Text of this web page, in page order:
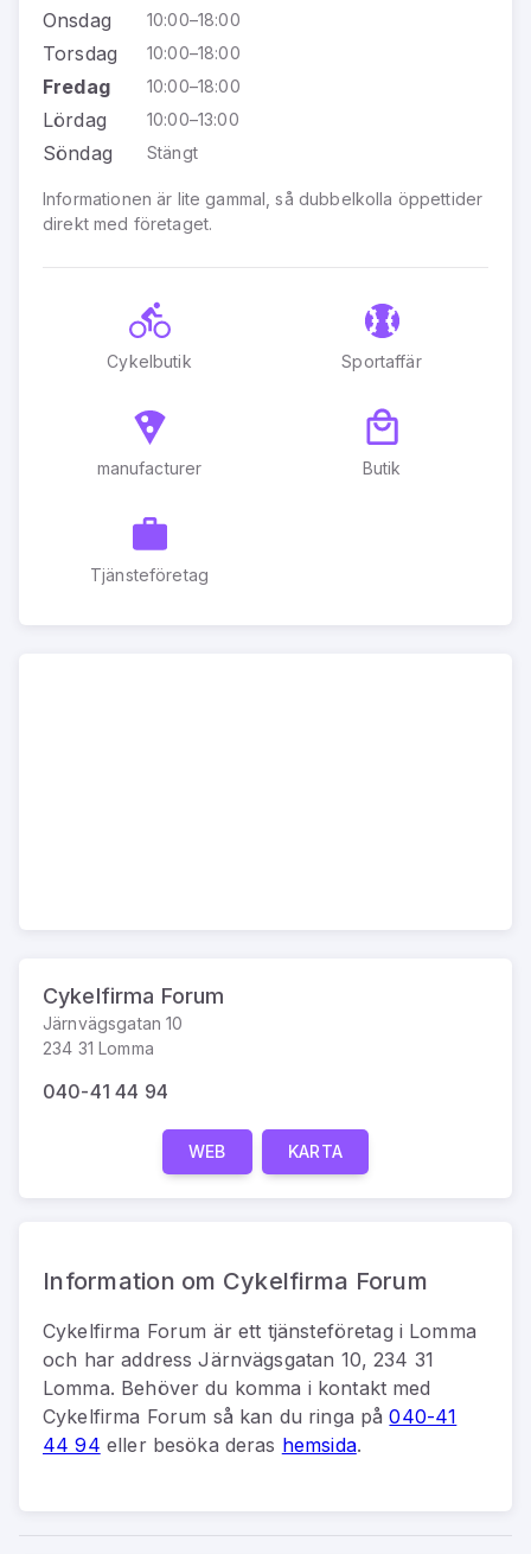
Onsdag 10:00–18:00
Torsdag 10:00–18:00
Fredag 10:00–18:00
Lördag 10:00–13:00
Söndag Stängt
Informationen är lite gammal, så dubbelkolla öppettider
direkt med företaget.
Cykelbutik Sportaffär
manufacturer Butik
Tjänsteföretag
Cykelfirma Forum
Järnvägsgatan 10
234 31 Lomma
040-41 44 94
WEB KARTA
Information om Cykelfirma Forum
Cykelfirma Forum ärett tjänsteföretag i Lomma
och har addressJärnvägsgatan 10, 234 31
Lomma. Behöver du komma i kontakt med
Cykelfirma Forum så kan du ringa på040-41
44 94 eller besöka deras hemsida.